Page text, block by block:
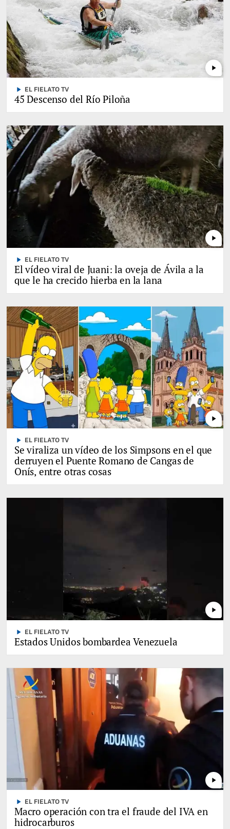
play_arrow
play_arrow EL FIELATO TV
45 Descenso del Río Piloña
play_arrow
play_arrow EL FIELATO TV
El vídeo viral de Juani: la oveja de Ávila a la
que le ha crecido hierba en la lana
play_arrow
play_arrow EL FIELATO TV
Se viraliza un vídeo de los Simpsons en el que
derruyen el Puente Romano de Cangas de
Onís, entre otras cosas
play_arrow
play_arrow EL FIELATO TV
Estados Unidos bombardea Venezuela
play_arrow
play_arrow EL FIELATO TV
Macro operación con tra el fraude del IVA en
hidrocarburos